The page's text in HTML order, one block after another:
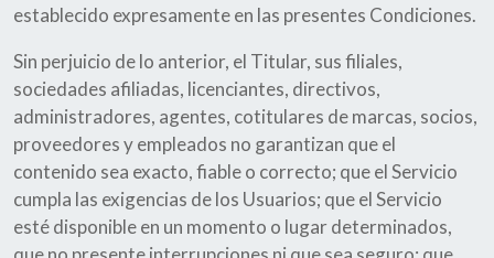
establecido expresamente en las presentes Condiciones.
Sin perjuicio de lo anterior, el Titular, sus filiales,
sociedades afiliadas, licenciantes, directivos,
administradores, agentes, cotitulares de marcas, socios,
proveedores y empleados no garantizan que el
contenido sea exacto, fiable o correcto; que el Servicio
cumpla las exigencias de los Usuarios; que el Servicio
esté disponible en un momento o lugar determinados,